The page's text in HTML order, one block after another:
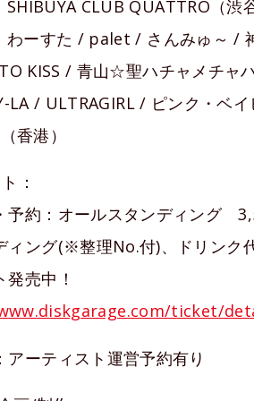
SHIBUYA CLUB QUATTRO（渋
わーすた / palet / さんみゅ～ /
TO KISS / 青山☆聖ハチャメチ
LA / ULTRAGIRL / ピンク・ベ
香港）
：
予約：オールスタンディング
ィング(※整理No.付)、ドリンク
発売中！
ticket/
アーティスト運営予約有り